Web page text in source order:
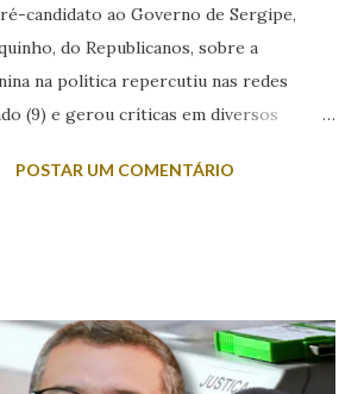
candidato ao Governo de Sergipe,
do Republicanos, sobre a
na política repercutiu nas redes
(9) e gerou críticas em diversos
foi questionado sobre a possibilidade
e misógina. Por meio das redes
que discursos desse tipo contribuem
POSTAR UM COMENTÁRIO